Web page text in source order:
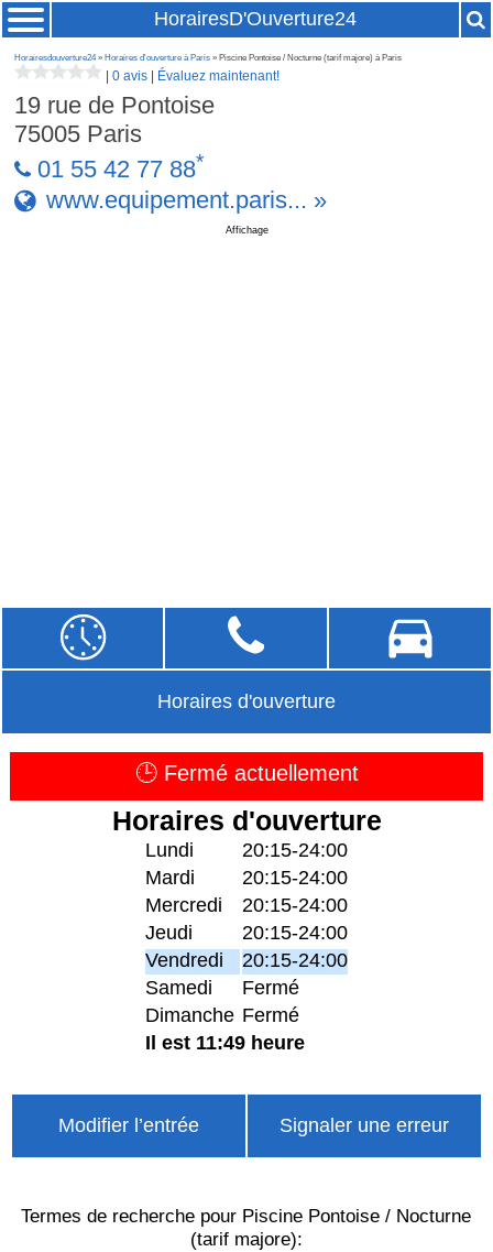
HorairesD'Ouverture24
Horairesdouverture24» Horaires d'ouverture à Paris » Piscine Pontoise / Nocturne (tarif majore) à Paris
|0 avis Évaluez maintenant!
19 rue de Pontoise
75005 Paris
01 55 42 77 88*
www.equipement.paris... »
Affichage
Horaires d'ouverture
🕒 Fermé actuellement
Horaires d'ouverture
Lundi
20:15-24:00
Mardi
20:15-24:00
Mercredi
20:15-24:00
Jeudi
20:15-24:00
Vendredi
20:15-24:00
Samedi
Fermé
Dimanche Fermé
Il est 11:49 heure
Modifier l’entrée Signaler une erreur
Termes de recherche pour Piscine Pontoise / Nocturne
(tarif majore):